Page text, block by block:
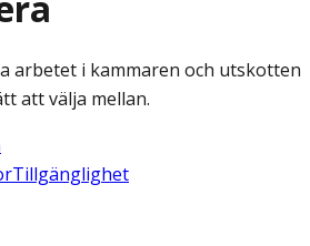
arbetet i kammaren och utskotten
att välja mellan.
Tillgänglighet